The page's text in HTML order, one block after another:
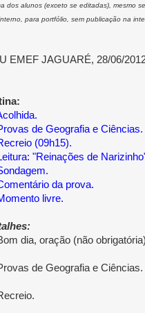
dos alunos (exceto se editadas), mesmo
para portfólio, sem publicação na
EMEF JAGUARÉ, 28/06/
de Geografia e Ciências.
(09h15).
"Reinações de
da prova.
livre.
dia, oração (não
de Geografia e Ciências.